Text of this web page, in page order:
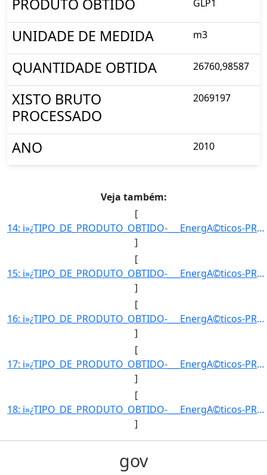
PRODUTO OBTIDO GLP1
UNIDADE DE MEDIDA m3
QUANTIDADE OBTIDA 26760,98587
XISTO BRUTO
PROCESSADO
2069197
ANO 2010
Veja também:
[
14: i»¿TIPO_DE_PRODUTO_OBTIDO-___EnergA©ticos-PRODUTO_OBTIDO-GLP1-UNIDADE_DE_MEDIDA-m3-QUANTIDADE_OBTIDA]
]
[
15: i»¿TIPO_DE_PRODUTO_OBTIDO-___EnergA©ticos-PRODUTO_OBTIDO-GLP1-UNIDADE_DE_MEDIDA-m3-QUANTIDADE_OBTIDA]
]
[
16: i»¿TIPO_DE_PRODUTO_OBTIDO-___EnergA©ticos-PRODUTO_OBTIDO-GLP1-UNIDADE_DE_MEDIDA-m3-QUANTIDADE_OBTIDA]
]
[
17: i»¿TIPO_DE_PRODUTO_OBTIDO-___EnergA©ticos-PRODUTO_OBTIDO-GLP1-UNIDADE_DE_MEDIDA-m3-QUANTIDADE_OBTIDA]
]
[
18: i»¿TIPO_DE_PRODUTO_OBTIDO-___EnergA©ticos-PRODUTO_OBTIDO-GLP1-UNIDADE_DE_MEDIDA-m3-QUANTIDADE_OBTIDA]
]
gov